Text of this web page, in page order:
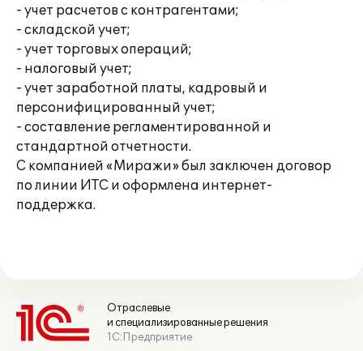
- учет расчетов с контрагентами;
- складской учет;
- учет торговых операций;
- налоговый учет;
- учет заработной платы, кадровый и
персонифицированный учет;
- составление регламентированной и
стандартной отчетности.
С компанией «Миражи» был заключен договор
по линии ИТС и оформлена интернет-
поддержка.
Отраслевые
и специализированные решения
1С:Предприятие